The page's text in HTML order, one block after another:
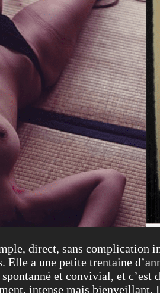
direct, sans complication
a une petite trentaine
et convivial, et
intense mais